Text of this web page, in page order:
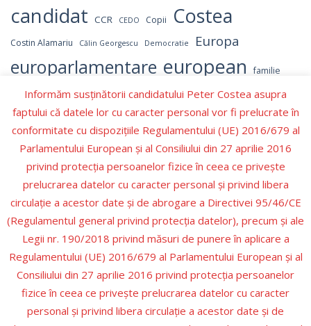
candidat CCR CEDO Copii Costea
Costin Alamariu Călin Georgescu Democratie Europa
europarlamentare european familie
Germania Hamas independent Israel LGBT
Marcel Ciolacu NATO OMS parlament
parlamentul Parlamentul European
peter Peter Costea PNL
Prezidentiale PSD Recenzie carte Romania Schengen
SUA Trump Ucraina Ursula Ursula von der Leyen Valori
INTERNAȚIONAL PRESĂ
C V PETER COSTEA
Informăm susținătorii candidatului Peter Costea asupra
faptului că datele lor cu caracter personal vor fi prelucrate în
conformitate cu dispozițiile Regulamentului (UE) 2016/679 al
Parlamentului European şi al Consiliului din 27 aprilie 2016
privind protecţia persoanelor fizice în ceea ce priveşte
prelucrarea datelor cu caracter personal şi privind libera
circulaţie a acestor date şi de abrogare a Directivei 95/46/CE
(Regulamentul general privind protecţia datelor), precum şi ale
Legii nr. 190/2018 privind măsuri de punere în aplicare a
Regulamentului (UE) 2016/679 al Parlamentului European şi al
Consiliului din 27 aprilie 2016 privind protecţia persoanelor
fizice în ceea ce priveşte prelucrarea datelor cu caracter
personal şi privind libera circulaţie a acestor date şi de